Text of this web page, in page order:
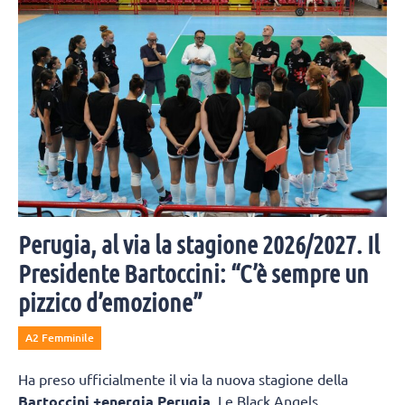
bellissima iniziativa.
Perugia, al via la stagione 2026/2027. Il
Presidente Bartoccini: “C’è sempre un
pizzico d’emozione”
A2 Femminile
Ha preso ufficialmente il via la nuova stagione della
Bartoccini +energia Perugia . Le Black Angels